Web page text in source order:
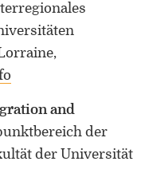
and
der
der Universität